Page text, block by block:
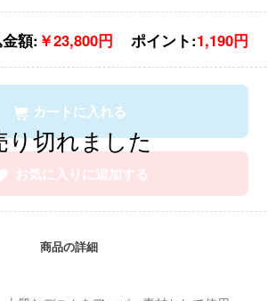
額: ￥23,800円 ポイント:1,190円
カートに入れる
お気に入りに追加する
商品の詳細